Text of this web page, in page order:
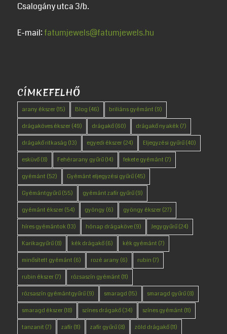
Csalogány utca 3/b.
E-mail: fatumjewels@fatumjewels.hu
CÍMKEFELHŐ
arany ékszer(15) Blog (46) briliáns gyémánt (9)
drágaköves ékszer(49) drágakő(60) drágakő nyakék(7)
drágakő ritkaság (13) egyedi ékszer(24) Eljegyzési gyűrű(40)
esküvő(8) Fehérarany gyűrű(14) fekete gyémánt (7)
gyémánt (52) Gyémánt eljegyzési gyűrű(45)
Gyémántgyűrű(55) gyémánt zafír gyűrű(9)
gyémánt ékszer(54) gyöngy (6) gyöngy ékszer(27)
híres gyémántok(13) hónap drágaköve(9) Jegygyűrű(24)
Karikagyűrű(8) kék drágakő(6) kék gyémánt (7)
minősített gyémánt (6) rozé arany (6) rubin (7)
rubin ékszer(7) rózsaszín gyémánt (11)
rózsaszín gyémántgyűrű(9) smaragd (15) smaragd gyűrű(8)
smaragd ékszer(18) színes drágakő(34) színes gyémánt (11)
tanzanit (7) zafír(11) zafír gyűrű(8) zöld drágakő(11)